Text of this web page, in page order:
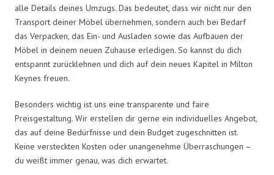
alle Details deines Umzugs. Das bedeutet, dass wir nicht nur den
Transport deiner Möbel übernehmen, sondern auch bei Bedarf
das Verpacken, das Ein- und Ausladen sowie das Aufbauen der
Möbel in deinem neuen Zuhause erledigen. So kannst du dich
entspannt zurücklehnen und dich auf dein neues Kapitel in Milton
Keynes freuen.
Besonders wichtig ist uns eine transparente und faire
Preisgestaltung. Wir erstellen dir gerne ein individuelles Angebot,
das auf deine Bedürfnisse und dein Budget zugeschnitten ist.
Keine versteckten Kosten oder unangenehme Überraschungen –
du weißt immer genau, was dich erwartet.